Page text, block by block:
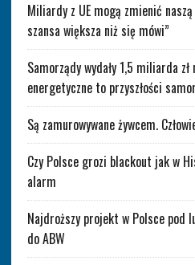
Miliardy z UE mogą zmienić
szansa większa niż się mówi”
Samorządy wydały 1,5 miliarda zł
energetyczne to przyszłości
Są zamurowywane żywcem.
Czy Polsce grozi blackout jak w
alarm
Najdroższy projekt w Polsce pod
do ABW